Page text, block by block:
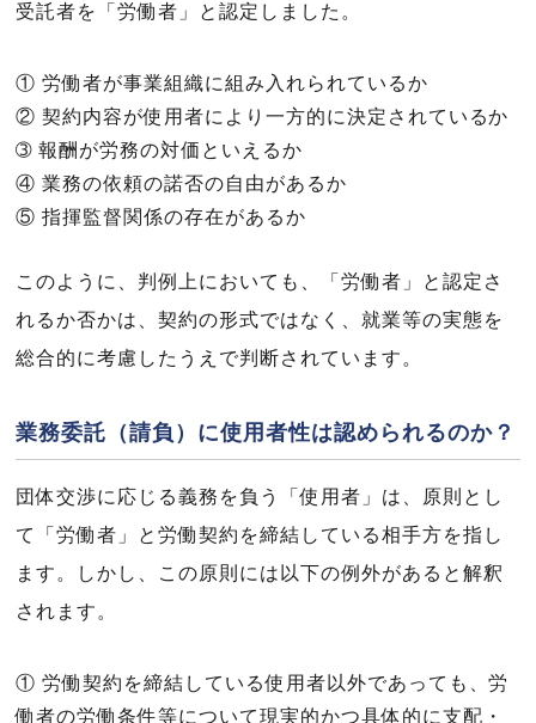
受託者を「労働者」と認定しました。
① 労働者が事業組織に組み入れられているか
② 契約内容が使用者により一方的に決定されているか
➂ 報酬が労務の対価といえるか
④ 業務の依頼の諾否の自由があるか
⑤ 指揮監督関係の存在があるか
このように、判例上においても、「労働者」と認定さ
れるか否かは、契約の形式ではなく、就業等の実態を
総合的に考慮したうえで判断されています。
業務委託（請負）に使用者性は認められるのか？
団体交渉に応じる義務を負う「使用者」は、原則とし
て「労働者」と労働契約を締結している相手方を指し
ます。しかし、この原則には以下の例外があると解釈
されます。
① 労働契約を締結している使用者以外であっても、労
働者の労働条件等について現実的かつ具体的に支配・